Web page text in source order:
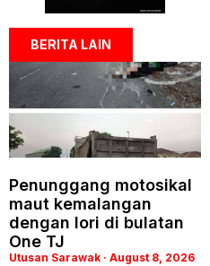
BERITA LAIN
Penunggang motosikal
maut kemalangan
dengan lori di bulatan
One TJ
Utusan Sarawak August 8, 2026